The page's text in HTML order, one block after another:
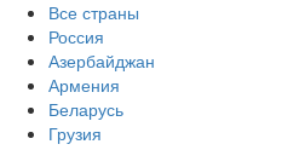
Все страны
Россия
Азербайджан
Армения
Беларусь
Грузия